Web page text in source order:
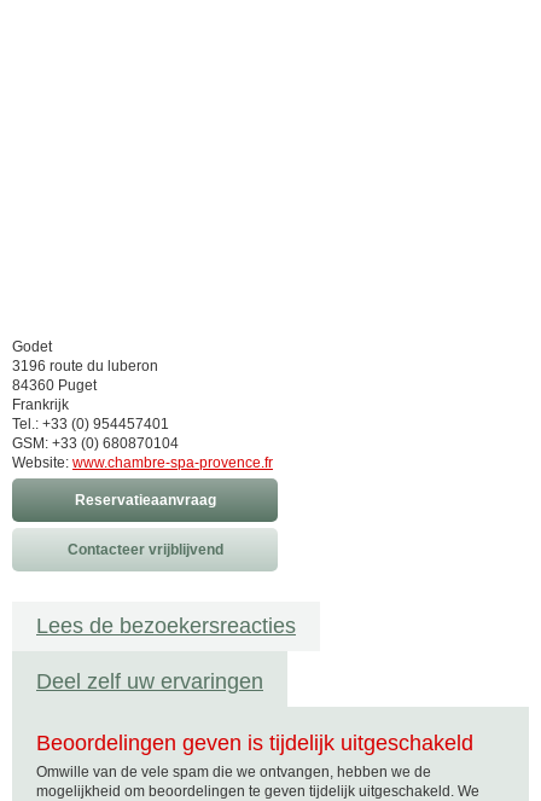
Godet
3196 route du luberon
84360 Puget
Frankrijk
Tel.: +33 (0) 954457401
GSM: +33 (0) 680870104
Website: www.chambre-spa-provence.fr
Reservatieaanvraag
Contacteer vrijblijvend
Lees de bezoekersreacties
Deel zelf uw ervaringen
Beoordelingen geven is tijdelijk uitgeschakeld
Omwille van de vele spam die we ontvangen, hebben we de
mogelijkheid om beoordelingen te geven tijdelijk uitgeschakeld. We